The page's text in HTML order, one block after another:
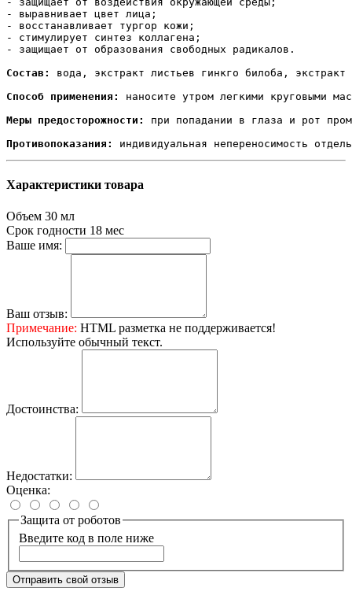
- выравнивает цвет лица;
- восстанавливает тургор кожи;
- стимулирует синтез коллагена;
- защищает от образования свободных радикалов.
Состав:
вода, экстракт листьев гинкго билоба,
Способ применения:
наносите утром легкими круговыми
Меры предосторожности:
при попадании в глаза и рот
Противопоказания:
Характеристики товара
Объем 30 мл
Срок годности 18 мес
Ваше имя:
Ваш отзыв:
Примечание: HTML разметка не поддерживается!
Используйте обычный текст.
Достоинства:
Недостатки:
Оценка:
Защита от роботов
Введите код в поле ниже
Отправить свой отзыв